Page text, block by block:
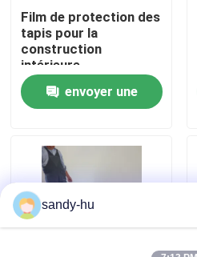
Nous contacter
Nouvelles
Les affaires
protecteur de plancher
Protection de plancher
Film de protection des
tapis pour la
construction
intérieure
envoyer une
sandy-hu